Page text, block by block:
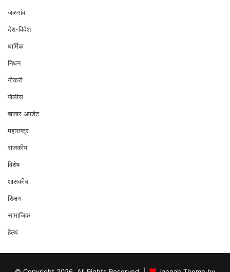
जळगांव
देश-विदेश
धार्मिक
निधन
नोकरी
पोलीस
बाजार अपडेट
महाराष्ट्र
राजकीय
विशेष
शासकीय
शिक्षण
सामाजिक
हेल्थ